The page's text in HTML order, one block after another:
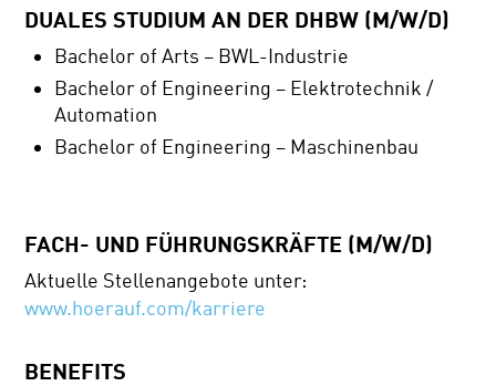
DUALES STUDIUM AN DER DHBW (M/W/D)
Bachelor of Arts – BWL-Industrie
Bachelor of Engineering – Elektrotechnik /
Automation
Bachelor of Engineering – Maschinenbau
FACH- UND FÜHRUNGSKRÄFTE (M/W/D)
Aktuelle Stellenangebote unter:
www.hoerauf.com/karriere
BENEFITS